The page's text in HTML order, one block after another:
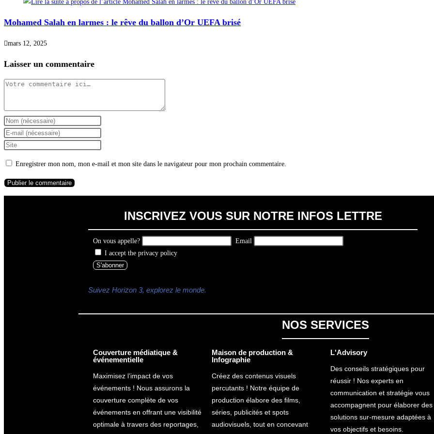
Mohamed Salah en larmes : le rêve du ballon d’Or UEFA brisé
mars 12, 2025
Laisser un commentaire
Enregistrer mon nom, mon e-mail et mon site dans le navigateur pour mon prochain commentaire.
INSCRIVEZ VOUS SUR NOTRE INFOS LETTRE
On vous appelle?
Email
I accept the privacy policy
Suivez Horizon 3, explorez le monde.
NOS SERVICES
Couverture médiatique &
événementielle
Maximisez l’impact de vos
événements ! Nous assurons la
couverture complète de vos
événements en offrant une visibilité
optimale à travers des reportages,
Maison de production &
Infographie
Créez des contenus visuels
percutants ! Notre équipe de
production élabore des films,
séries, publicités et spots
audiovisuels, tout en concevant
L'Advisory
Des conseils stratégiques pour
réussir ! Nos experts en
communication et stratégie vous
accompagnent pour élaborer des
solutions sur-mesure adaptées à
vos objectifs et besoins.